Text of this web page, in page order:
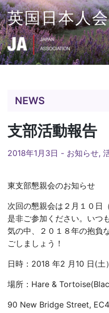
Skip
to
content
英国日本人会
NEWS
支部活動報告
2018年1月3日 - お知らせ,
東支部懇親会のお知らせ
次回の懇親会は２月１０日
是非ご参加ください。いつ
気の中、２０１８年の抱負
ごしましょう！
日時： 2018 年2 月10 日(土
場所：Hare &
90 New Bridge Street,